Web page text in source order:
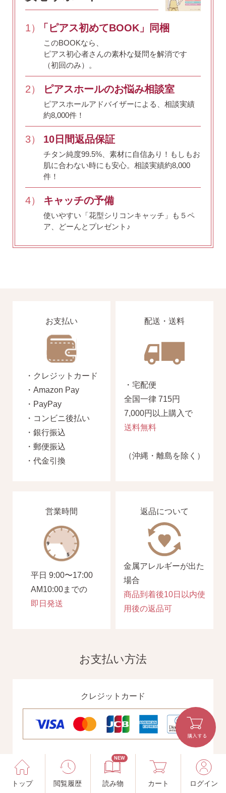
トップ 閲覧履歴
NEW
読み物 カート ログイン
1） 「ピアス初めてBOOK」同梱
このBOOKなら、
ピアス初心者さんの素朴な疑問を解消です
（初回のみ）。
2） ピアスホールのお悩み相談室
ピアスホールアドバイザーによる、相談実績
約8,000件！
3） 10日間返品保証
チタン純度99.5%、素材に自信あり！ もしもお
肌に合わない時にも安心。相談実績約8,000
件！
4） キャッチの予備
使いやすい「花型シリコンキャッチ」も５ペ
ア、どーんとプレゼント♪
お支払い
・クレジットカード
・Amazon Pay
・PayPay
・コンビニ後払い
・銀行振込
・郵便振込
・代金引換
配送・送料
・宅配便
全国一律 715円
7,000円以上購入で
送料無料
（沖縄・離島を除く）
営業時間
平日 9:00〜17:00
AM10:00までの
即日発送
返品について
金属アレルギーが出た
場合
商品到着後10日以内使
用後の返品可
お支払い方法
クレジットカード
電子決済